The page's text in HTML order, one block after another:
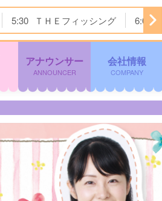
5:30 ＴＨＥフィッシング 6:00
アナウンサー
ANNOUNCER
会社情報
COMPANY